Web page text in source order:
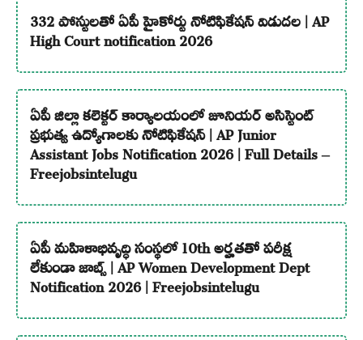
332 పోస్టులతో ఏపీ హైకోర్టు నోటిఫికేషన్ విడుదల | AP
High Court notification 2026
ఏపీ జిల్లా కలెక్టర్ కార్యాలయంలో జూనియర్ అసిస్టెంట్
ప్రభుత్వ ఉద్యోగాలకు నోటిఫికేషన్ | AP Junior
Assistant Jobs Notification 2026 | Full Details –
Freejobsintelugu
ఏపీ మహిళాభివృద్ధి సంస్థలో 10th అర్హతతో పరీక్ష
లేకుండా జాబ్స్ | AP Women Development Dept
Notification 2026 | Freejobsintelugu